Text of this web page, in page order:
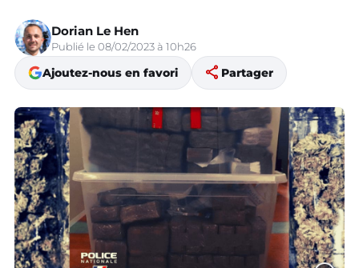
Dorian Le Hen
Publié le 08/02/2023 à 10h26
Ajoutez-nous en favori share Partager